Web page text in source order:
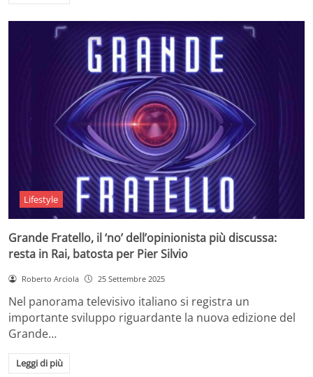
Lifestyle
Grande Fratello, il ‘no’ dell’opinionista più discussa:
resta in Rai, batosta per Pier Silvio
Roberto Arciola 25 Settembre 2025
Nel panorama televisivo italiano si registra un
importante sviluppo riguardante la nuova edizione del
Grande…
Leggi di più